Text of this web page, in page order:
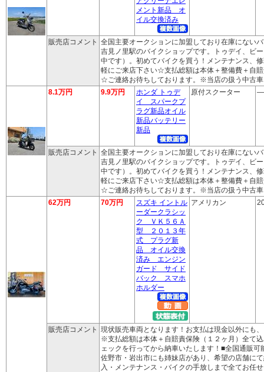
メント新品 オ
イル交換済み
販売店コメント 全国主要オークションに加盟しており在庫にない
吉見ノ里駅のバイクショップです。トゥデイ、ビ
中です）。初めてバイクを買う！メンテナンス、
軽にご来店下さい☆支払総額は本体＋整備費＋自
☆ご連絡お待ちしております。※当店の扱う中古
8.1万円
9.9万円
ホンダ トゥデ
イ スパークプ
ラグ新品オイル
新品バッテリー
新品
原付スクーター ―
販売店コメント 全国主要オークションに加盟しており在庫にない
吉見ノ里駅のバイクショップです。トゥデイ、ビ
中です）。初めてバイクを買う！メンテナンス、
軽にご来店下さい☆支払総額は本体＋整備費＋自
☆ご連絡お待ちしております。※当店の扱う中古
62万円
70万円
スズキ イントル
ーダークラシッ
ク ＶＫ５６Ａ
型 ２０１３年
式 プラグ新
品 オイル交換
済み エンジン
ガード サイド
バック スマホ
ホルダー
アメリカン
販売店コメント 現状販売車両となります！お支払は現金以外にも
※支払総額は本体＋自賠責保険（１２ヶ月）全て
ェックを行ってから納車いたします！■全国通販
佐野市・岩出市にも姉妹店があり、希望の店舗に
入・メンテナンス・バイクの手放しまで全てお任